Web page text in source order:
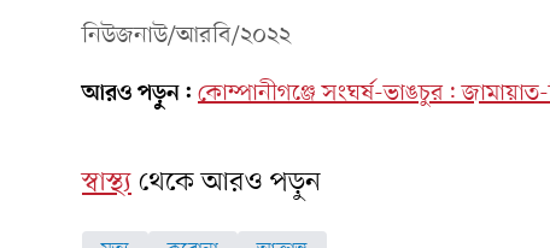
নিউজনাউ/আরবি/২০২২
আরও পড়ুন: কোম্পানীগঞ্জে সংঘর্ষ-ভাঙচুর:
স্বাস্থ্যথেকে আরও পড়ুন